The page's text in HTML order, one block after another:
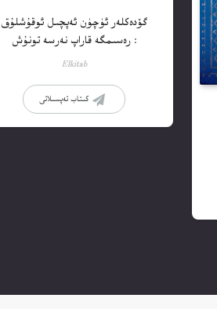
گۆدەكلەر ئۈچۈن ئەپچىل ئوقۇشلۇق
: رەسىمگە قاراپ نەرسە تونۇش
Elkitab
كىتاب تەپسىلاتى